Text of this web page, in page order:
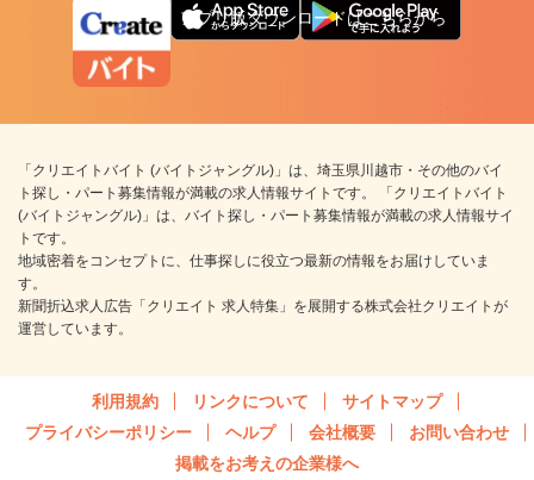
アプリ版ダウンロードはこちらから
「クリエイトバイト (バイトジャングル)」は、埼玉県川越市・その他のバイ
ト探し・パート募集情報が満載の求人情報サイトです。 「クリエイトバイト
(バイトジャングル)」は、バイト探し・パート募集情報が満載の求人情報サイ
トです。
地域密着をコンセプトに、仕事探しに役立つ最新の情報をお届けしていま
す。
新聞折込求人広告「クリエイト 求人特集」を展開する株式会社クリエイトが
運営しています。
利用規約 リンクについて
サイトマップ
プライバシーポリシー
ヘルプ 会社概要
お問い合わせ
掲載をお考えの企業様へ